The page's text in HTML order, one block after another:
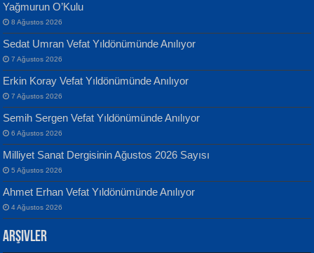
ATİLLA ÖZEN
Sultan Olmadan Önce Eyüp...
EKREM KARABABA
Yaralı Şiir...
Banu Sancak
Defterimden İçeri...
İsmail Aydos
İnkisar...
Yağmurun O’Kulu
8 Ağustos 2026
Sedat Umran Vefat Yıldönümünde Anılıyor
7 Ağustos 2026
Erkin Koray Vefat Yıldönümünde Anılıyor
7 Ağustos 2026
Semih Sergen Vefat Yıldönümünde Anılıyor
6 Ağustos 2026
Milliyet Sanat Dergisinin Ağustos 2026 Sayısı
5 Ağustos 2026
Ahmet Erhan Vefat Yıldönümünde Anılıyor
4 Ağustos 2026
Arşivler